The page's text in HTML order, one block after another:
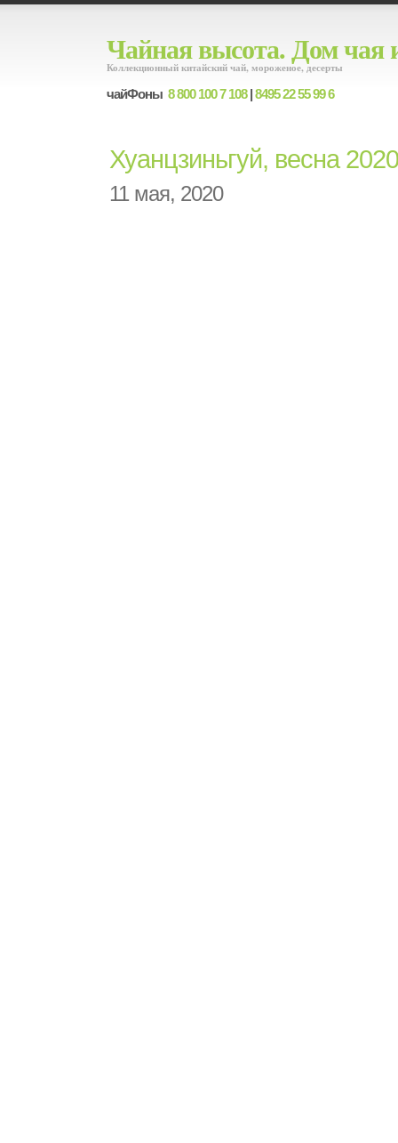
Чайная высота. Дом чая
Коллекционный китайский чай, мороженое, десерты
чайФоны 8 800 100 7 108|8495 22 55 99 6
Хуанцзиньгуй, весна 2020
11 мая, 2020